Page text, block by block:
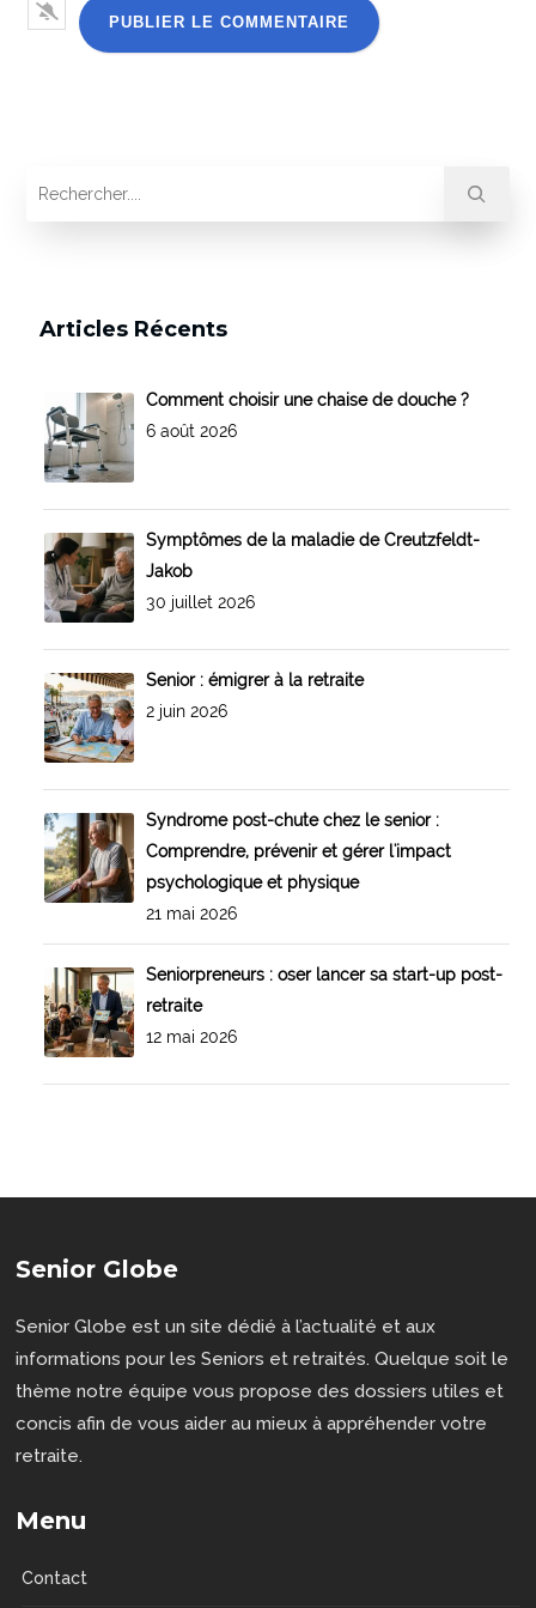
Articles Récents
Comment choisir une chaise de douche ?
6 août 2026
Symptômes de la maladie de Creutzfeldt-
Jakob
30 juillet 2026
Senior : émigrer à la retraite
2 juin 2026
Syndrome post-chute chez le senior :
Comprendre, prévenir et gérer l'impact
psychologique et physique
21 mai 2026
Seniorpreneurs : oser lancer sa start-up post-
retraite
12 mai 2026
Senior Globe
Senior Globe est un site dédié à l’actualité et aux
informations pour les Seniors et retraités. Quelque soit le
thème notre équipe vous propose des dossiers utiles et
concis afin de vous aider au mieux à appréhender votre
retraite.
Menu
Contact